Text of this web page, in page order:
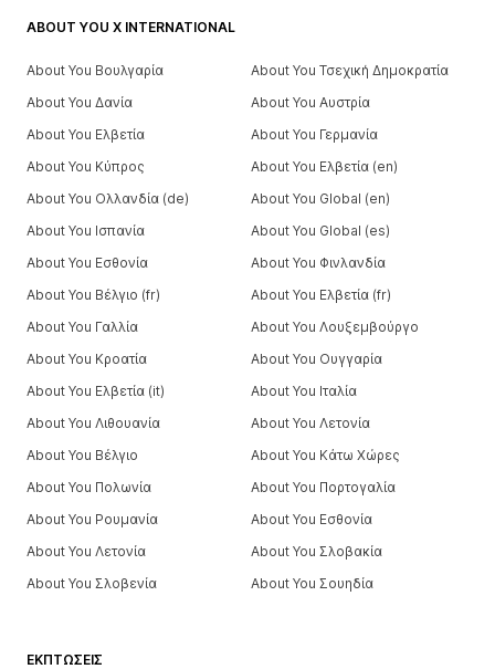
ΕΚΠΤΏΣΕΙΣ
ABOUT YOU X INTERNATIONAL
About You Βουλγαρία
About You Τσεχική Δημοκρατία
About You Δανία
About You Αυστρία
About You Ελβετία
About You Γερμανία
About You Κύπρος
About You Ελβετία (en)
About You Ολλανδία (de)
About You Global (en)
About You Ισπανία
About You Global (es)
About You Εσθονία
About You Φινλανδία
About You Βέλγιο (fr)
About You Ελβετία (fr)
About You Γαλλία
About You Λουξεμβούργο
About You Κροατία
About You Ουγγαρία
About You Ελβετία (it)
About You Ιταλία
About You Λιθουανία
About You Λετονία
About You Βέλγιο
About You Κάτω Χώρες
About You Πολωνία
About You Πορτογαλία
About You Ρουμανία
About You Εσθονία
About You Λετονία
About You Σλοβακία
About You Σλοβενία
About You Σουηδία